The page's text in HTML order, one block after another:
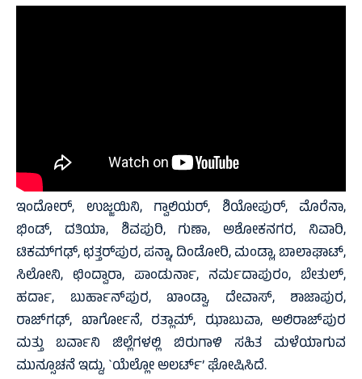
ಇಂದೋರ್, ಉಜ್ಜಯಿನಿ, ಗ್ವಾಲಿಯರ್, ಶಿಯೋಪುರ್, ಮೊರೆನಾ,
ಭಿಂಡ್, ದತಿಯಾ, ಶಿವಪುರಿ, ಗುಣಾ, ಅಶೋಕನಗರ, ನಿವಾರಿ,
ಟಿಕಮ್‌ಗಢ್, ಛತ್ತರ್‌ಪುರ, ಪನ್ನಾ, ದಿಂಡೋರಿ, ಮಂಡ್ಲಾ, ಬಾಲಾಘಾಟ್,
ಸಿಲೋನಿ, ಛಿಂದ್ವಾರಾ, ಪಾಂಡುರ್ನಾ, ನರ್ಮದಾಪುರಂ, ಬೇತುಲ್,
ಹರ್ದಾ, ಬುರ್ಹಾನ್‌ಪುರ, ಖಾಂಡ್ವಾ, ದೇವಾಸ್, ಶಾಜಾಪುರ,
ರಾಜ್‌ಗಢ್, ಖಾರ್ಗೋನೆ, ರತ್ಲಾಮ್, ಝಾಬುವಾ, ಅಲಿರಾಜ್‌ಪುರ
ಮತ್ತು ಬರ್ವಾನಿ ಜಿಲ್ಲೆಗಳಲ್ಲಿ ಬಿರುಗಾಳಿ ಸಹಿತ ಮಳೆಯಾಗುವ
ಮುನ್ಸೂಚನೆ ಇದ್ದು, `ಯೆಲ್ಲೋ ಅಲರ್ಟ್’ ಘೋಷಿಸಿದೆ.